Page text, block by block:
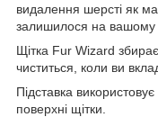
видалення шерсті як
залишилося на вашому
Щітка Fur Wizard
чиститься, коли ви
Підставка
поверхні щітки.